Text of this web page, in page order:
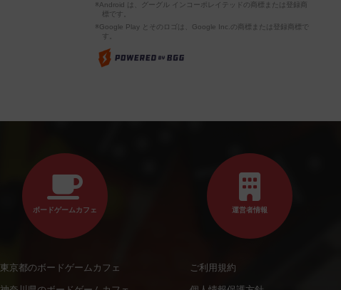
※Android は、グーグル インコーポレイテッドの商標または登録商
標です。
※Google Play とそのロゴは、Google Inc.の商標または登録商標で
す。
ボードゲームカフェ
東京都のボードゲームカフェ
運営者情報
ご利用規約